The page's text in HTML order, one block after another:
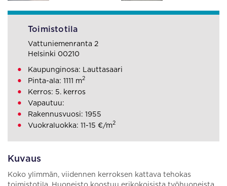
Kuvaus
Koko ylimmän, viidennen kerroksen kattava tehokas
Toimistotila
Vattuniemenranta 2
Helsinki 00210
Kaupunginosa: Lauttasaari
Pinta-ala: 1111 m2
Kerros: 5. kerros
Vapautuu:
Rakennusvuosi: 1955
Vuokraluokka: 11-15 €/m2